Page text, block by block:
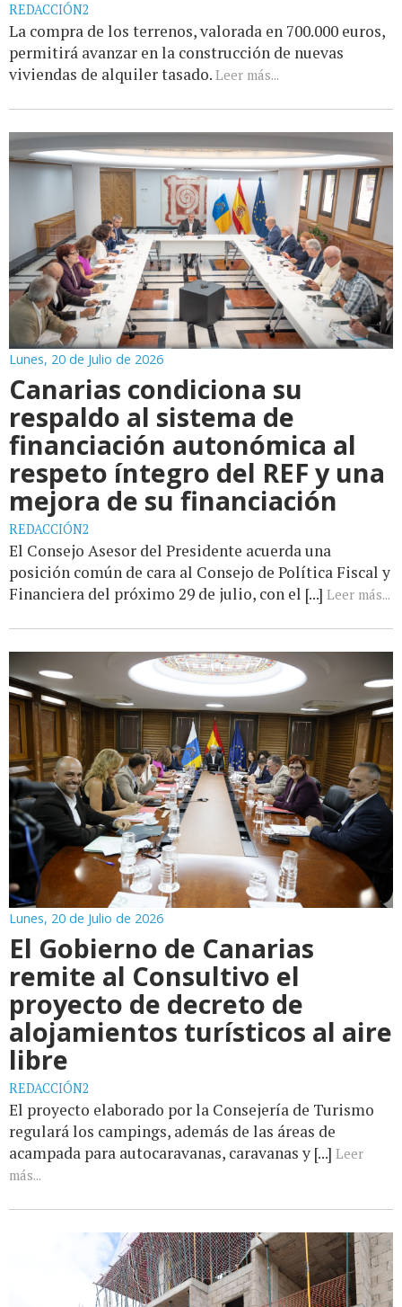
REDACCIÓN2
La compra de los terrenos, valorada en 700.000 euros,
permitirá avanzar en la construcción de nuevas
viviendas de alquiler tasado. Leer más...
Lunes, 20 de Julio de 2026
Canarias condiciona su
respaldo al sistema de
financiación autonómica al
respeto íntegro del REF y una
mejora de su financiación
REDACCIÓN2
El Consejo Asesor del Presidente acuerda una
posición común de cara al Consejo de Política Fiscal y
Financiera del próximo 29 de julio, con el [...] Leer más...
Lunes, 20 de Julio de 2026
El Gobierno de Canarias
remite al Consultivo el
proyecto de decreto de
alojamientos turísticos al aire
libre
REDACCIÓN2
El proyecto elaborado por la Consejería de Turismo
regulará los campings, además de las áreas de
acampada para autocaravanas, caravanas y [...] Leer
más...